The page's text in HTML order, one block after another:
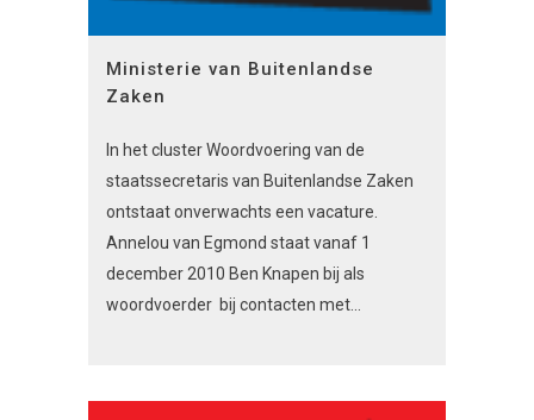
Ministerie van Buitenlandse
Zaken
In het cluster Woordvoering van de
staatssecretaris van Buitenlandse Zaken
ontstaat onverwachts een vacature.
Annelou van Egmond staat vanaf 1
december 2010 Ben Knapen bij als
woordvoerder bij contacten met...